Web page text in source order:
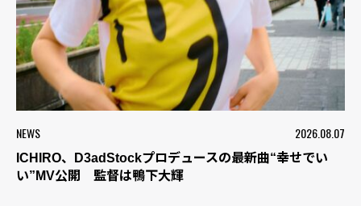
NEWS 2026.08.07
ICHIRO、D3adStockプロデュースの最新曲“幸せでい
い”MV公開 監督は鴨下大輝